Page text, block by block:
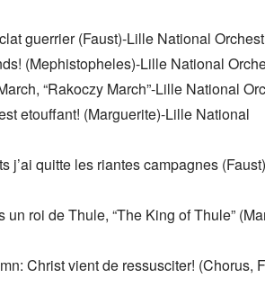
guerrier (Faust)-Lille National
(Mephistopheles)-Lille National
“Rakoczy March”-Lille National
etouffant! (Marguerite)-Lille National
j’ai quitte les riantes campagnes
roi de Thule, “The King of Thule”
Christ vient de ressusciter! (Chorus,